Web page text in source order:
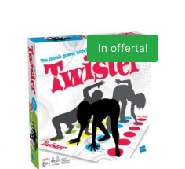
In offerta!